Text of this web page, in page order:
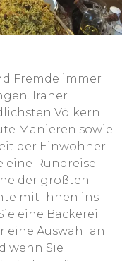
Fremde immer
Iraner
Völkern
Manieren sowie
der Einwohner
eine Rundreise
der größten
mit Ihnen ins
eine Bäckerei
eine Auswahl an
wenn Sie